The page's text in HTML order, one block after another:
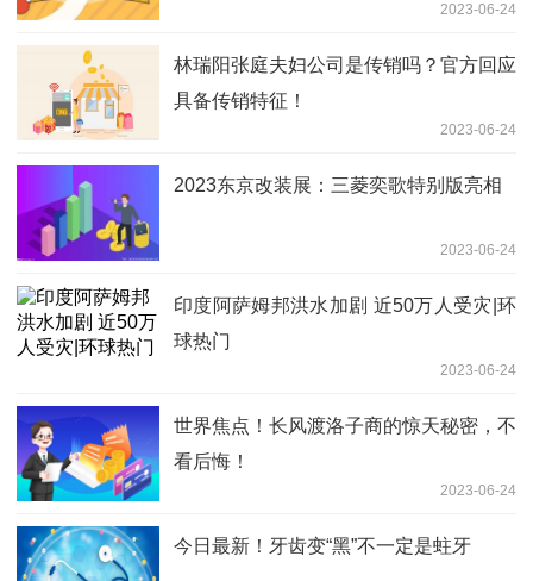
2023-06-24
林瑞阳张庭夫妇公司是传销吗？官方回应
具备传销特征！
2023-06-24
2023东京改装展：三菱奕歌特别版亮相
2023-06-24
印度阿萨姆邦洪水加剧 近50万人受灾|环
球热门
2023-06-24
世界焦点！长风渡洛子商的惊天秘密，不
看后悔！
2023-06-24
今日最新！牙齿变“黑”不一定是蛀牙